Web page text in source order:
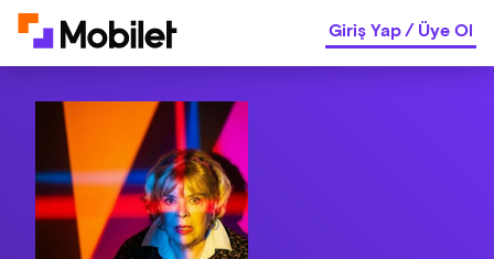
Giriş Yap/Üye Ol